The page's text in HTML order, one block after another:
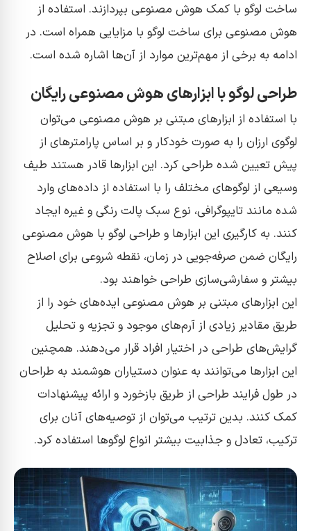
ساخت لوگو با کمک هوش مصنوعی بپردازند. استفاده از
هوش مصنوعی برای ساخت لوگو با مزایایی همراه است. در
ادامه به برخی از مهم‌ترین موارد از آن‌ها اشاره شده است.
طراحی لوگو با ابزارهای هوش مصنوعی رایگان
با استفاده از ابزار‌های مبتنی بر هوش مصنوعی می‌توان
لوگوی ارزان را به صورت خودکار و بر اساس پارامتر‌های از
پیش تعیین شده طراحی کرد. این ابزار‌ها قادر هستند طیف
وسیعی از لوگو‌های مختلف را با استفاده از داده‌های وارد
شده مانند تایپوگرافی، نوع سبک پالت رنگی و غیره ایجاد
کنند. به کارگیری این ابزار‌ها و طراحی لوگو با هوش مصنوعی
رایگان ضمن صرفه‌جویی در زمان، نقطه شروعی برای اصلاح
بیشتر و سفارشی‌سازی طراحی خواهند بود.
این ابزار‌های مبتنی بر هوش مصنوعی ‌ایده‌های خود را از
طریق مقادیر زیادی از آرم‌های موجود و تجزیه و تحلیل
گرایش‌های طراحی در اختیار افراد قرار می‌دهند. همچنین
این ابزار‌ها می‌توانند به عنوان دستیاران هوشمند به طراحان
در طول فرایند طراحی از طریق بازخورد و ارائه پیشنهادات
کمک کنند. بدین ترتیب می‌توان از توصیه‌های آنان برای
ترکیب، تعادل و جذابیت بیشتر انواع لوگوها استفاده کرد.